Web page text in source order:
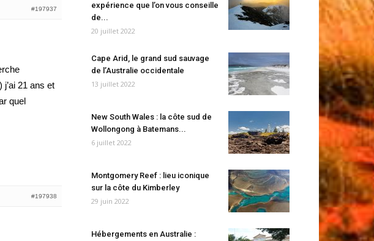
#197937
21 ans et
quel
#197938
expérience que l’on vous conseille
de...
20 juillet 2022
Cape Arid, le grand sud sauvage
de l’Australie occidentale
13 juillet 2022
New South Wales : la côte sud de
Wollongong à Batemans...
6 juillet 2022
Montgomery Reef : lieu iconique
sur la côte du Kimberley
29 juin 2022
Hébergements en Australie :